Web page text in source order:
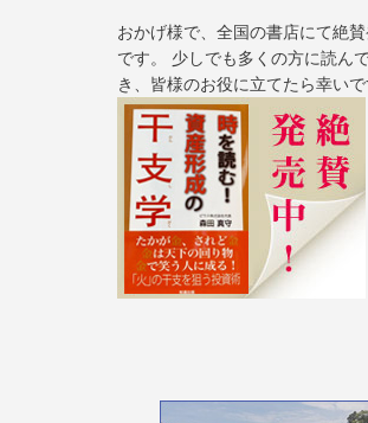
おかげ様で、全国の書店にて絶賛
です。 少しでも多くの方に読ん
き、皆様のお役に立てたら幸いで